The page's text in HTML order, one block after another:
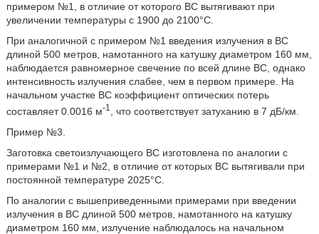
примером №1, в отличие от которого ВС вытягивают при
увеличении температуры с 1900 до 2100°С.
При аналогичной с примером №1 введения излучения в ВС
длиной 500 метров, намотанного на катушку диаметром 160 мм,
наблюдается равномерное свечение по всей длине ВС, однако
интенсивность излучения слабее, чем в первом примере. На
начальном участке ВС коэффициент оптических потерь
составляет 0.0016 м-1
, что соответствует затуханию в 7 дБ/км.
Пример №3.
Заготовка светоизлучающего ВС изготовлена по аналогии с
примерами №1 и №2, в отличие от которых ВС вытягивали при
постоянной температуре 2025°С.
По аналогии с вышеприведенными примерами при введении
излучения в ВС длиной 500 метров, намотанного на катушку
диаметром 160 мм, излучение наблюдалось на начальном